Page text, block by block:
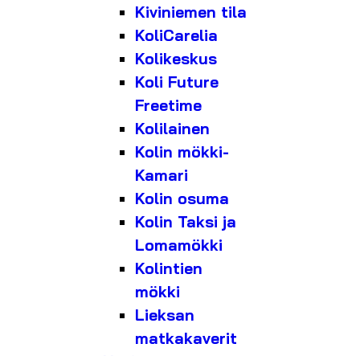
Kiviniemen tila
KoliCarelia
Kolikeskus
Koli Future
Freetime
Kolilainen
Kolin mökki-
Kamari
Kolin osuma
Kolin Taksi ja
Lomamökki
Kolintien
mökki
Lieksan
matkakaverit